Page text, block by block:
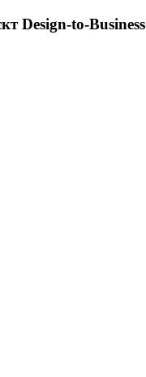
Design-to-Business